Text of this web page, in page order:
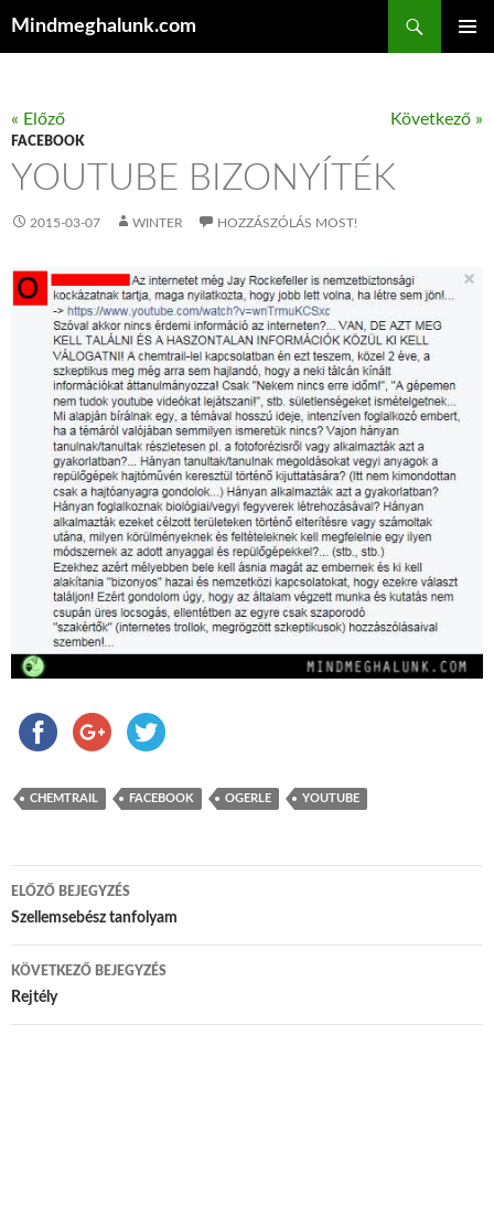
Mindmeghalunk.com
« Előző Következő »
FACEBOOK
YOUTUBE BIZONYÍTÉK
2015-03-07 WINTER HOZZÁSZÓLÁS MOST!
CHEMTRAIL FACEBOOK OGERLE YOUTUBE
Bejegyzés navigáció
ELŐZŐ BEJEGYZÉS
Szellemsebész tanfolyam
KÖVETKEZŐ BEJEGYZÉS
Rejtély